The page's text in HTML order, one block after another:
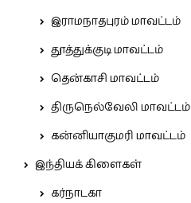
இராமநாதபுரம் மாவட்டம்
தூத்துக்குடி மாவட்டம்
தென்காசி மாவட்டம்
திருநெல்வேலி மாவட்டம்
கன்னியாகுமரி மாவட்டம்
இந்தியக் கிளைகள்
கர்நாடகா